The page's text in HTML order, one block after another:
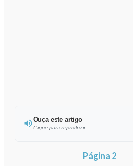
Ouça este artigo
Clique para reproduzir
Ouvir este artigo
Página 2